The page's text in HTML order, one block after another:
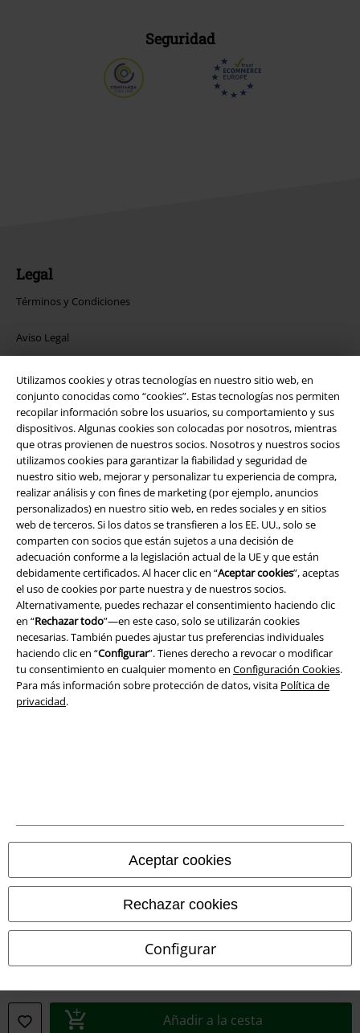
Utilizamos cookies y otras tecnologías en nuestro sitio web, en
conjunto conocidas como “cookies”. Estas tecnologías nos permiten
recopilar información sobre los usuarios, su comportamiento y sus
dispositivos. Algunas cookies son colocadas por nosotros, mientras
que otras provienen de nuestros socios. Nosotros y nuestros socios
utilizamos cookies para garantizar la fiabilidad y seguridad de
nuestro sitio web, mejorar y personalizar tu experiencia de compra,
realizar análisis y con fines de marketing (por ejemplo, anuncios
personalizados) en nuestro sitio web, en redes sociales y en sitios
web de terceros. Si los datos se transfieren a los EE. UU., solo se
comparten con socios que están sujetos a una decisión de
adecuación conforme a la legislación actual de la UE y que están
debidamente certificados. Al hacer clic en “Aceptar cookies”, aceptas
el uso de cookies por parte nuestra y de nuestros socios.
Alternativamente, puedes rechazar el consentimiento haciendo clic
en “Rechazar todo”—en este caso, solo se utilizarán cookies
necesarias. También puedes ajustar tus preferencias individuales
haciendo clic en “Configurar”. Tienes derecho a revocar o modificar
tu consentimiento en cualquier momento en Configuración Cookies.
Para más información sobre protección de datos, visita Política de
privacidad.
Aceptar cookies
Rechazar cookies
Configurar
Añadir a la cesta
Seguridad
Legal
Términos y Condiciones
Aviso Legal
Ley protección de datos
Eliminación de residuos y protección del medioambiente
Declaración de Conformidad
Información sobre accesibilidad
Configuración Cookies
Cancelar pedido
Todos los precios incluyen el IVA pero no losgastos de transporte
© 1986-2026 E.M.P. Merchandising HGmbH
Tiendas EMP online
EMP Polska
EMP Česká Republika
EMP Schweiz
EMP United Kingdom